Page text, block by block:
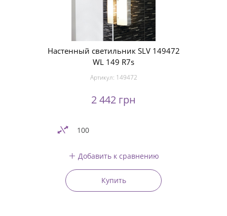
Настенный светильник SLV 149472
WL 149 R7s
Артикул: 149472
2 442 грн
100
Добавить к сравнению
Купить